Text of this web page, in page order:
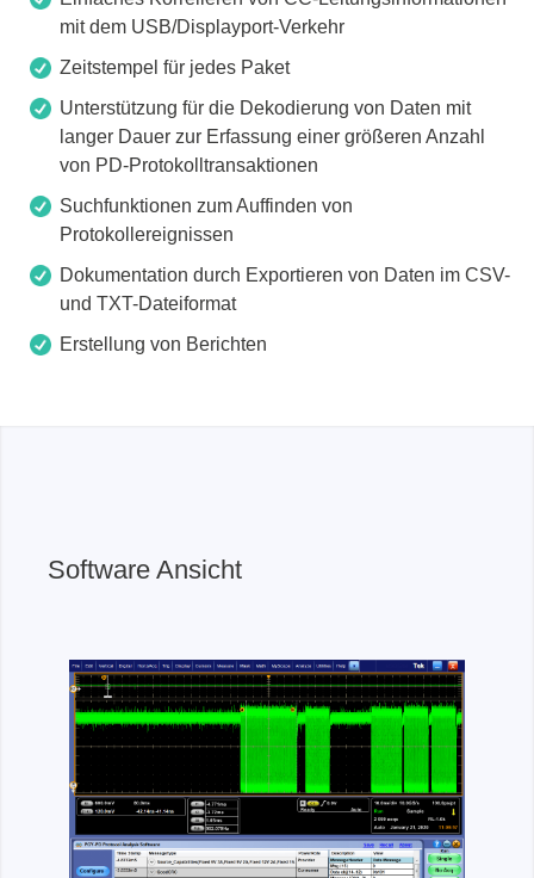
mit dem USB/Displayport-Verkehr
Zeitstempel für jedes Paket
Unterstützung für die Dekodierung von Daten mit
langer Dauer zur Erfassung einer größeren Anzahl
von PD-Protokolltransaktionen
Suchfunktionen zum Auffinden von
Protokollereignissen
Dokumentation durch Exportieren von Daten im CSV-
und TXT-Dateiformat
Erstellung von Berichten
Software Ansicht